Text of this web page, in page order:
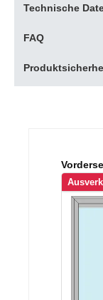
Technische
FAQ